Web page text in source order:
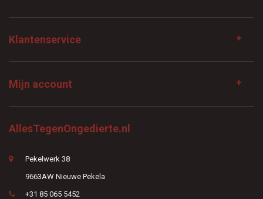
Klantenservice
Mijn account
AllesTegenOngedierte.nl
Pekelwerk 38
9663AW Nieuwe Pekela
+31 85 065 5452